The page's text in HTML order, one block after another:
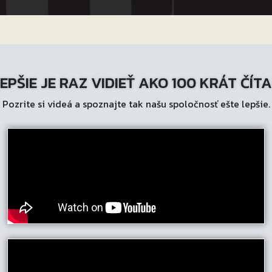
JE RAZ VIDIEŤ AKO 100 KRÁT
Pozrite si videá a spoznajte tak našu spoločnosť ešte lepšie.